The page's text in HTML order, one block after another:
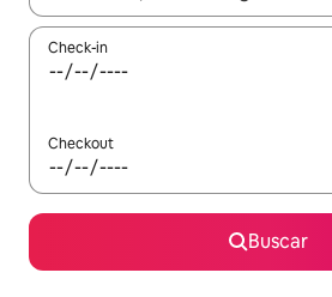
Check-in
Checkout
Buscar